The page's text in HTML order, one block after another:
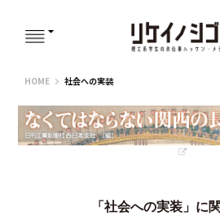
HOMEリケイノシゴト
社会への実装
「社会への実装」に